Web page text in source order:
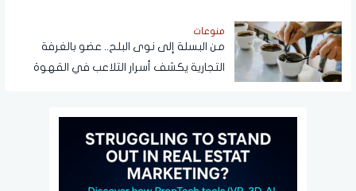
منوعات
من البسلة إلى نوى البلح.. عضو بالغرفة
التجارية يكشف أسرار التلاعب في القهوة